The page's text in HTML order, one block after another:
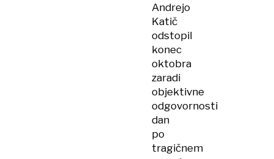
Andrejo
Katič
odstopil
konec
oktobra
zaradi
objektivne
odgovornosti
dan
po
tragičnem